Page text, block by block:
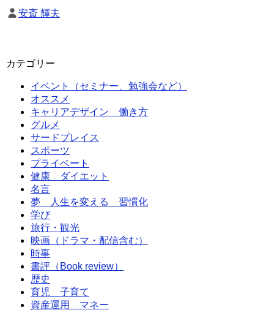
安斎 輝夫
カテゴリー
イベント（セミナー、勉強会など）
オススメ
キャリアデザイン 働き方
グルメ
サードプレイス
スポーツ
プライベート
健康 ダイエット
名言
夢 人生を変える 習慣化
学び
旅行・観光
映画（ドラマ・配信含む）
時事
書評（Book review）
歴史
育児 子育て
資産運用 マネー